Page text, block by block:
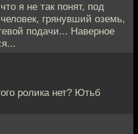
я не так понят, под
грянувший оземь,
подачи... Наверное
ролика нет? Ютьб